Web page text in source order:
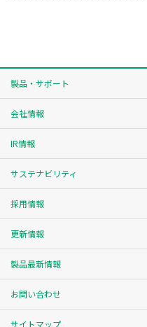
製品・サポート
会社情報
IR情報
サステナビリティ
採用情報
更新情報
製品最新情報
お問い合わせ
サイトマップ